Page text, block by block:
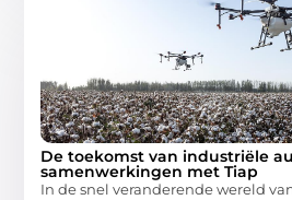
De toekomst van industriële
samenwerkingen met Tiap
In de snel veranderende wereld